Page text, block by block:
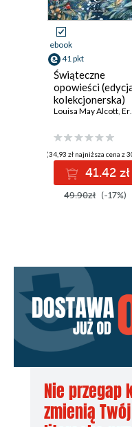
ebook
41 pkt
Świąteczne
opowieści
kolekcjonerska)
Louisa May Alcott, Ernst T.A. Hoffmann
(34,93 zł najniższa cena z
41.42 zł
49.90zł (-17%)
Nie przegap
zmienią